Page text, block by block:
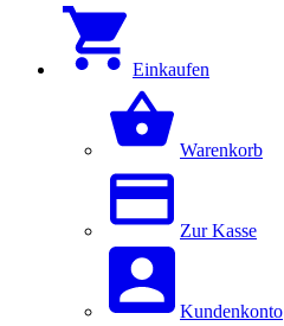
Einkaufen
Warenkorb
Zur Kasse
Kundenkonto